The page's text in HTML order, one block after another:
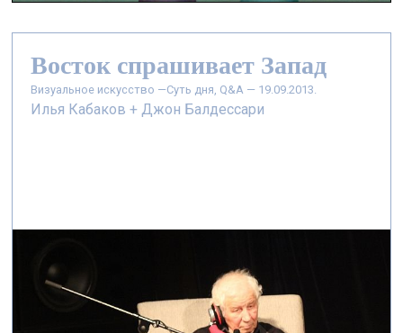
Восток спрашивает Запад
визуальное искусство —Суть дня, Q&A — 19.09.2013.
Илья Кабаков + Джон Балдессари